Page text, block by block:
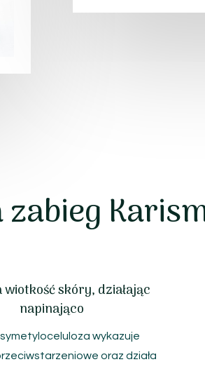
zabieg
skóry, działając
napinająco
wykazuje
oraz działa